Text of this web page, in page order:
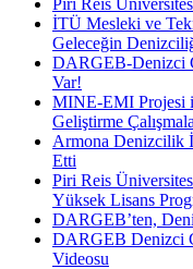
İTÜ Mesleki ve
Geleceğin
DARGEB-Denizci
Var!
MINE-EMI Projesi
Geliştirme
Armona Denizcilik
Etti
Piri Reis
Yüksek Lisans
DARGEB’ten,
DARGEB Denizci
Videosu